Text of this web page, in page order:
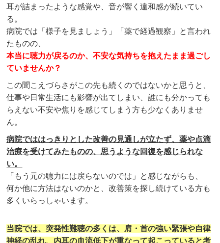
耳が詰まったような感覚や、音が響く違和感が続いてい
る。
病院では「様子を見ましょう」「薬で経過観察」と言われ
たものの、
本当に聴力が戻るのか、不安な気持ちを抱えたまま過ごし
ていませんか？
この聞こえづらさがこの先も続くのではないかと思うと、
仕事や日常生活にも影響が出てしまい、誰にも分かっても
らえない不安や焦りを感じてしまう方も少なくありませ
ん。
病院でははっきりとした改善の見通しが立たず、薬や点滴
治療を受けてみたものの、思うような回復を感じられな
い。
「もう元の聴力には戻らないのでは」と感じながらも、
何か他に方法はないのかと、改善策を探し続けている方も
多くいらっしゃいます。
当院では、突発性難聴の多くは、肩・首の強い緊張や自律
神経の乱れ、内耳の血流低下が重なって起こっていると考